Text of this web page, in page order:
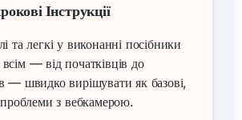
Інструкції
та легкі у виконанні посібники
— від початківців до
— швидко вирішувати як базові,
проблеми з вебкамерою.